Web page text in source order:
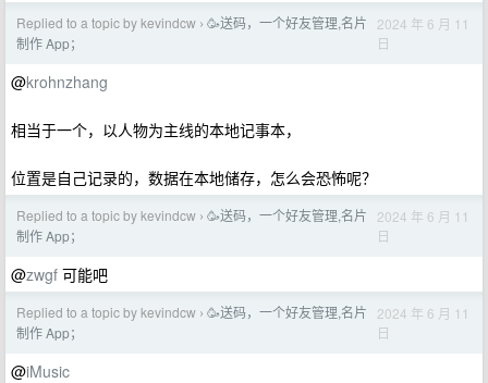
Replied to a topic by kevindcw › 🥳送码，一个好友管理,名片
制作 App；
2024 年 6 月 11
日
@krohnzhang
相当于一个，以人物为主线的本地记事本，
位置是自己记录的，数据在本地储存，怎么会恐怖呢？
Replied to a topic by kevindcw › 🥳送码，一个好友管理,名片
制作 App；
2024 年 6 月 11
日
@zwgf 可能吧
Replied to a topic by kevindcw › 🥳送码，一个好友管理,名片
制作 App；
2024 年 6 月 11
日
@iMusic